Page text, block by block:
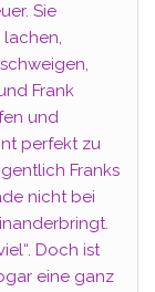
Sie
Frank
und
perfekt zu
Franks
nicht bei
Doch ist
eine ganz